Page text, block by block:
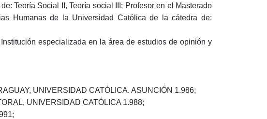
Teoría Social II, Teoría social III; Profesor en el Masterado
Humanas de la Universidad Católica de la cátedra de:
especializada en la área de estudios de opinión y
UNIVERSIDAD CATÓLICA. ASUNCIÓN 1.986;
UNIVERSIDAD CATÓLICA 1.988;